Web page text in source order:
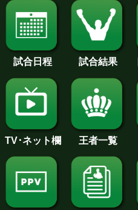
試合日程 試合結果
TV･ネット欄 王者一覧